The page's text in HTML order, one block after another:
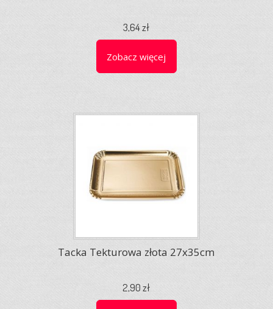
3,64 zł
Zobacz więcej
Tacka Tekturowa złota 27x35cm
2,90 zł